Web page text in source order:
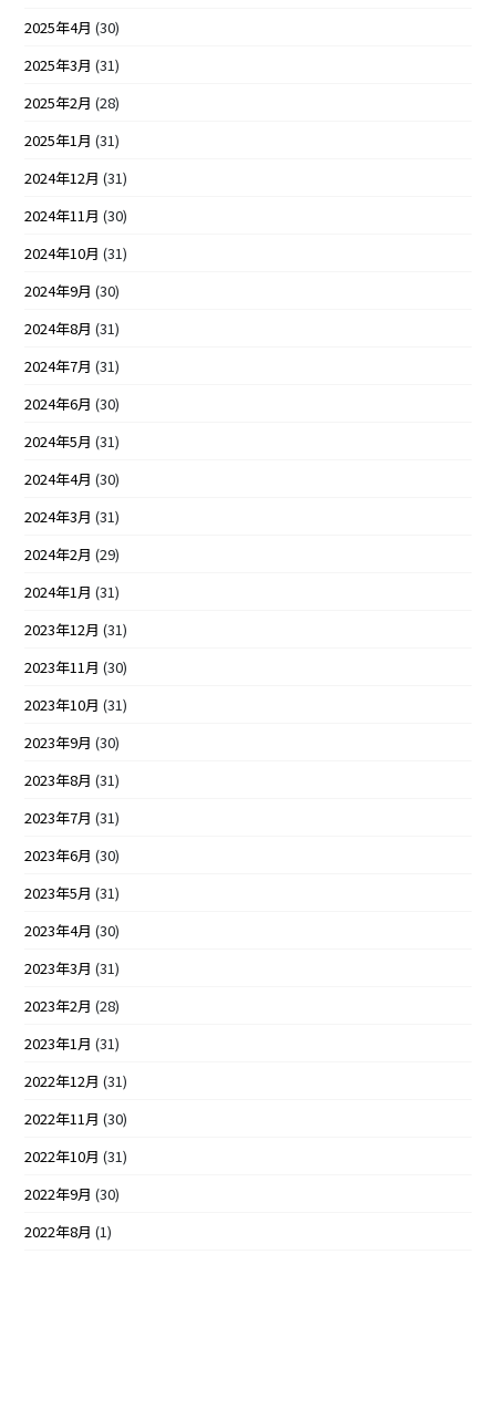
2025年4月 (30)
2025年3月 (31)
2025年2月 (28)
2025年1月 (31)
2024年12月 (31)
2024年11月 (30)
2024年10月 (31)
2024年9月 (30)
2024年8月 (31)
2024年7月 (31)
2024年6月 (30)
2024年5月 (31)
2024年4月 (30)
2024年3月 (31)
2024年2月 (29)
2024年1月 (31)
2023年12月 (31)
2023年11月 (30)
2023年10月 (31)
2023年9月 (30)
2023年8月 (31)
2023年7月 (31)
2023年6月 (30)
2023年5月 (31)
2023年4月 (30)
2023年3月 (31)
2023年2月 (28)
2023年1月 (31)
2022年12月 (31)
2022年11月 (30)
2022年10月 (31)
2022年9月 (30)
2022年8月 (1)